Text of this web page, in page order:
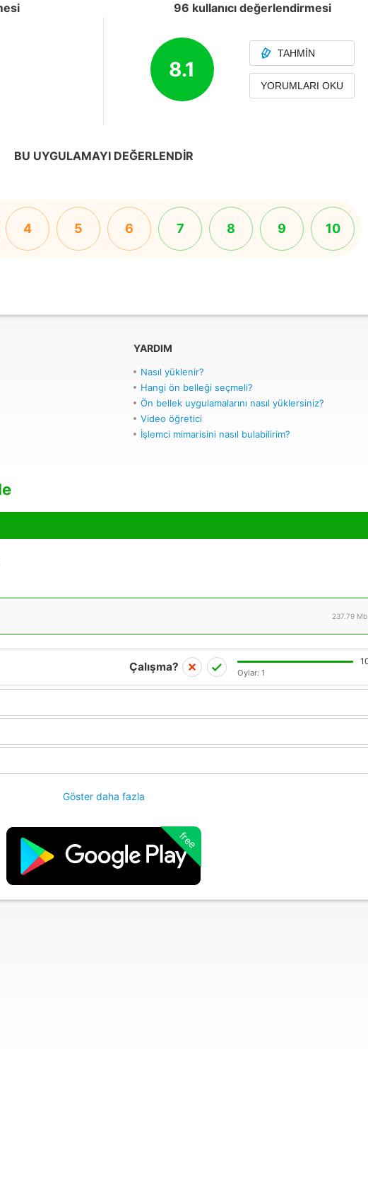
96 kullanıcı değerlendirmesi
8.1
TAHMIN
YORUMLARI OKU
BU UYGULAMAYI DEĞERLENDIR
4 5 6 7 8 9 10
YARDIM
Nasıl yüklenir?
Hangi ön belleği seçmeli?
Ön bellek uygulamalarını nasıl yüklersiniz?
Video öğretici
İşlemci mimarisini nasıl bulabilirim?
237.79 Mb
Çalışma? Oylar: 1
Göster daha fazla
free